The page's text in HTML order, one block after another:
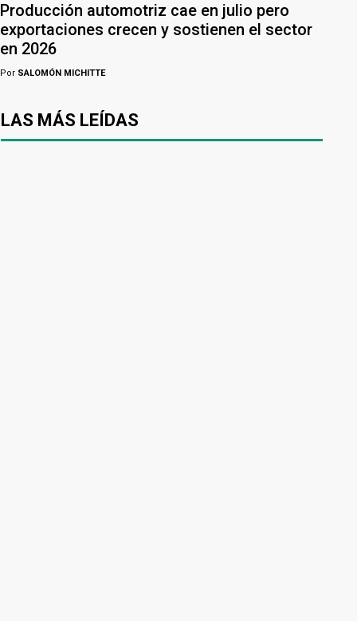
Producción automotriz cae en julio pero
exportaciones crecen y sostienen el sector
en 2026
Por SALOMÓN MICHITTE
LAS MÁS LEÍDAS